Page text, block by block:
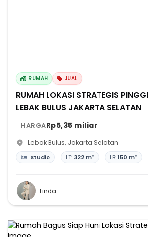
RUMAH JUAL
RUMAH LOKASI STRATEGIS
LEBAK BULUS JAKARTA SELATAN
HARGARp5,35 miliar
Lebak Bulus, Jakarta Selatan
Studio LT: 322 m² LB:150 m²
Linda